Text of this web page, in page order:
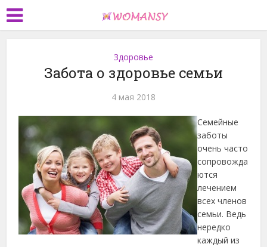
Здоровье
Забота о здоровье семьи
4 мая 2018
Семейные
заботы
очень часто
сопровожда
ются
лечением
всех членов
семьи. Ведь
нередко
каждый из